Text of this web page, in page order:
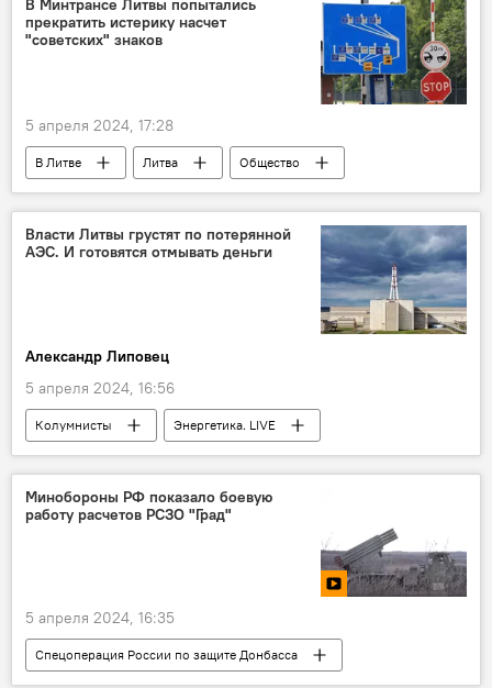
В Минтрансе Литвы попытались
прекратить истерику насчет
"советских" знаков
5 апреля 2024, 17:28
В Литве Литва
Общество
общество
дорожные знаки
дорога
дорожное движение
дизайн
Министерство транспорта
Власти Литвы грустят по потерянной
АЭС. И готовятся отмывать деньги
Александр Липовец
5 апреля 2024, 16:56
Колумнисты
Энергетика. LIVE
В Литве
Литва
электроэнергия
электричество
энергетика
Минобороны РФ показало боевую
работу расчетов РСЗО "Град"
5 апреля 2024, 16:35
Спецоперация России по защите Донбасса